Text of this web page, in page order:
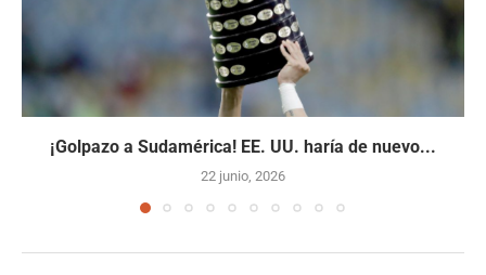
¡Golpazo a Sudamérica! EE. UU. haría de nuevo...
22 junio, 2026